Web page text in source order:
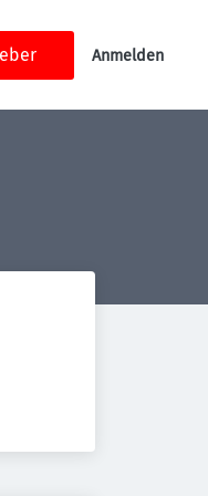
Anmelden